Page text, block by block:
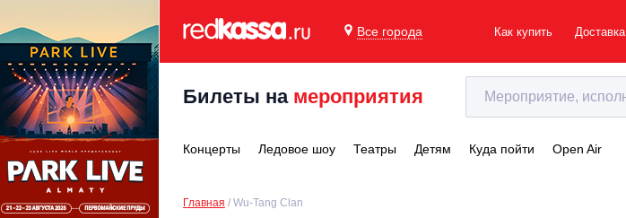
Все города Как купить Доставка
Билеты на мероприятия
Концерты Ледовое шоу Театры Детям Куда пойти Open Air
Главная Wu-Tang Clan